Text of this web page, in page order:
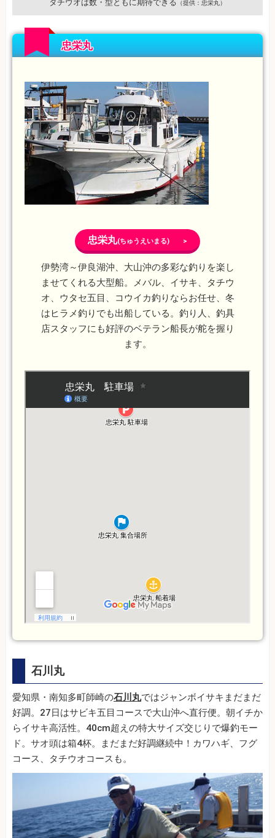
タチウオは数・型ともに期待できる （提供：忠栄丸）
忠栄丸
忠栄丸(ちゅうえいまる) >
伊勢湾～伊良湖沖、大山沖の多彩な釣りを楽し
ませてくれる大型船。メバル、イサキ、タチウ
オ、ウタセ五目、コウイカ釣りならお任せ、冬
はヒラメ釣りでも出船している。釣り人、釣具
店スタッフにも好評のベテラン船長が舵を握り
ます。
石川丸
愛知県・南知多町師崎の石川丸ではジャンボイサキまだまだ
好調。27日はサビキ五目コースで大山沖へ直行便。朝イチか
らイサキ高活性。40cm超えの特大サイズ交じりで爆釣モー
ド。サオ頭は箱4杯。まだまだ好調継続中！カワハギ、フグ
コース、タチウオコースも。